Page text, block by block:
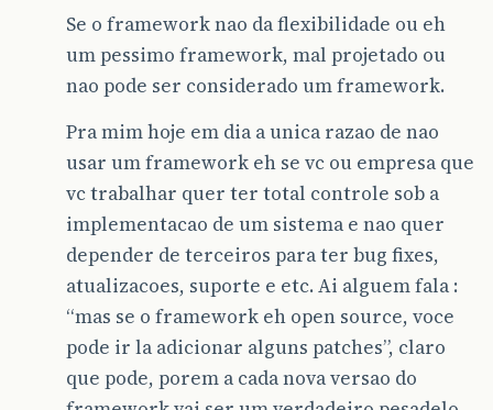
Se o framework nao da flexibilidade ou eh
um pessimo framework, mal projetado ou
nao pode ser considerado um framework.
Pra mim hoje em dia a unica razao de nao
usar um framework eh se vc ou empresa que
vc trabalhar quer ter total controle sob a
implementacao de um sistema e nao quer
depender de terceiros para ter bug fixes,
atualizacoes, suporte e etc. Ai alguem fala :
“mas se o framework eh open source, voce
pode ir la adicionar alguns patches”, claro
que pode, porem a cada nova versao do